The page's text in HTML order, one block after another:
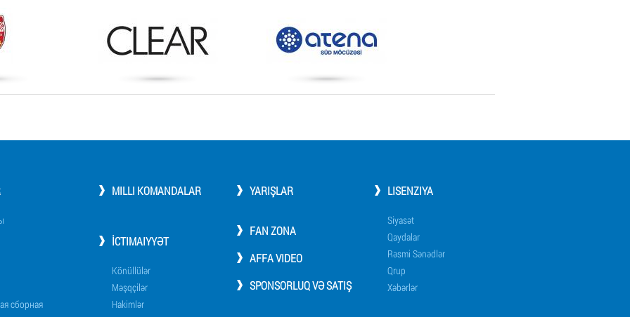
сборная
MILLI KOMANDALAR
İCTIMAIYYƏT
Könüllülər
Məşqçilər
Hakimlər
YARIŞLAR
FAN ZONA
AFFA VIDEO
SPONSORLUQ VƏ SATIŞ
LISENZIYA
Siyasət
Qaydalar
Rəsmi Sənədlər
Qrup
Xəbərlər